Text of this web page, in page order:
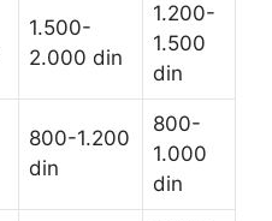
1.500-
2.000 din
1.200-
1.500
din
800-1.200
din
800-
1.000
din